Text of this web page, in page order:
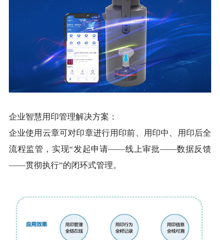
企业智慧用印管理解决方案：
企业使用云章可对印章进行用印前、用印中、用印后全
流程监管，实现“发起申请——线上审批——数据反馈
——贯彻执行”的闭环式管理。